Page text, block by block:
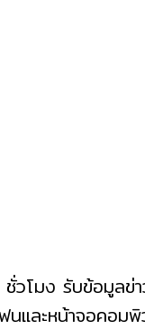
มง รับข้อมูลข่
นและหน้าจอค